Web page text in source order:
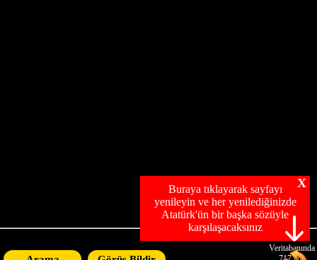
Buraya tıklayarak sayfayı
yenileyin ve her yenilediğinizde
Atatürk'ün bir başka sözüyle
karşılaşacaksınız
X
Veritabanında